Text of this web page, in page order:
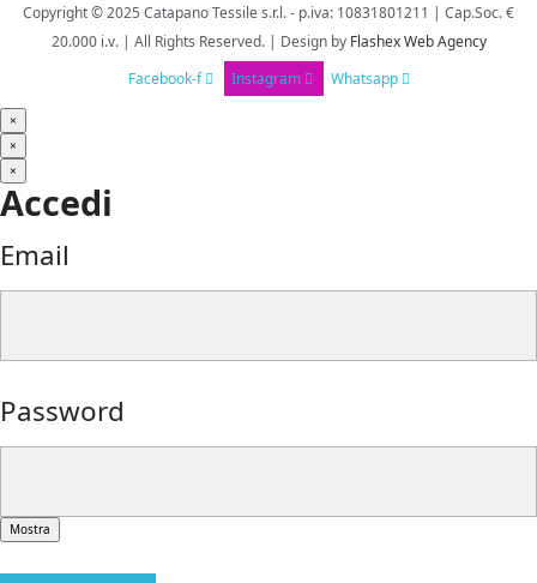
Copyright © 2025 Catapano Tessile s.r.l.- p.iva: 10831801211 | Cap.Soc. €
20.000 i.v. | All Rights Reserved. | Designby Flashex Web Agency
Facebook-f
Instagram Whatsapp
×
×
×
Accedi
Email
Password
Mostra